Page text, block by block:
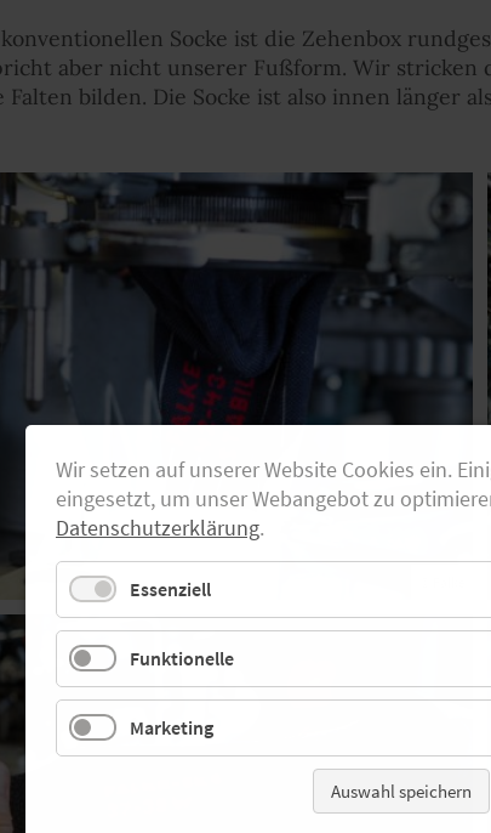
Socke ist die Zehenbox
aber nicht unserer Fußform. Wir stricken
Falten bilden. Die Socke ist also innen länger
Wir setzen auf unserer Website Cookies ein.
eingesetzt, um unser Webangebot zu
Datenschutzerklärung.
Essenziell
Funktionelle
Marketing
Auswahl speichern